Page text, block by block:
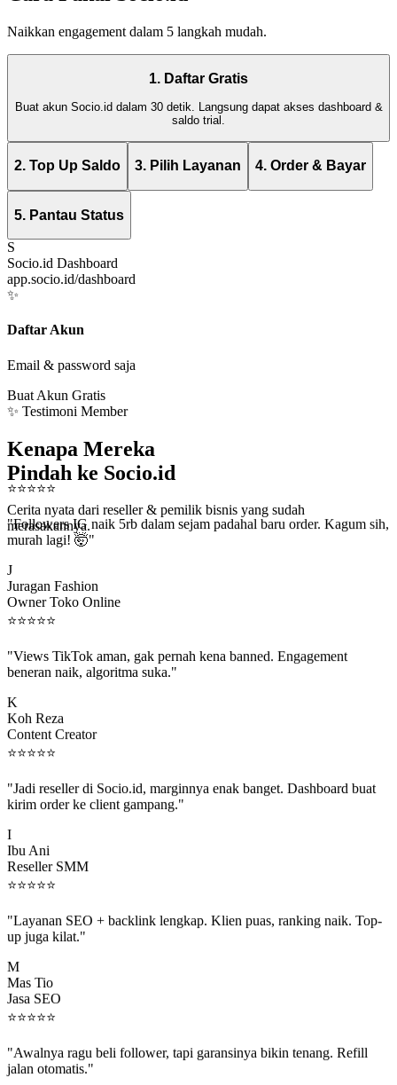
Naikkan engagement dalam 5 langkah mudah.
1. Daftar Gratis
Buat akun Socio.id dalam 30 detik. Langsung dapat akses dashboard &
saldo trial.
2. Top Up Saldo 3. Pilih Layanan 4. Order & Bayar
5. Pantau Status
S
Socio.id Dashboard
app.socio.id/dashboard
✨
Daftar Akun
Email & password saja
Buat Akun Gratis
✨ Testimoni Member
Kenapa Mereka
Pindah ke Socio.id
Cerita nyata dari reseller & pemilik bisnis yang sudah
merasakannya.
⭐⭐⭐⭐⭐
"Followers IG naik 5rb dalam sejam padahal baru order. Kagum sih,
murah lagi! 🤯"
Juragan Fashion
Owner Toko Online
⭐⭐⭐⭐ ⭐
beneran naik, algoritma suka."
Koh Reza
Content Creator
⭐⭐⭐⭐⭐
kirim order ke client gampang."
Ibu Ani
Reseller SMM
⭐⭐⭐⭐⭐
up juga kilat."
Mas Tio
Jasa SEO
⭐⭐⭐⭐⭐
jalan otomatis."